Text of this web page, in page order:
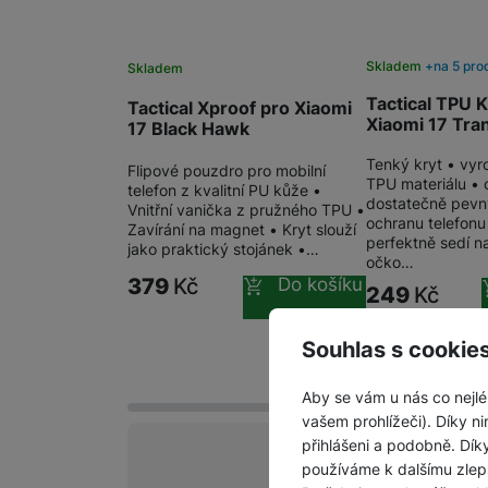
Souhlas s
Aby se vám u nás co
vašem prohlížeči). Díky
přihlášeni a podobně.
používáme k dalšímu
Tactical Xproof pro Xiaomi
17 Black Hawk
Skladem
Flipové pouzdro pro mobilní
telefon z kvalitní PU kůže •
Vnitřní vanička z pružného TPU •
Zavírání na magnet • Kryt slouží
jako praktický stojánek •…
379 Kč Do košíku
Tactical TPU
Xiaomi 17
Skladem na 5
Tenký kryt •
TPU materiálu •
dostatečně
ochranu
perfektně sedí
očko…
249 Kč